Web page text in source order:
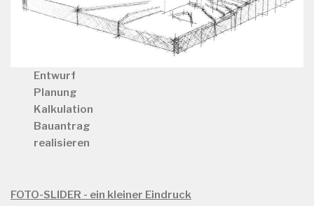
Entwurf
Planung
Kalkulation
Bauantrag
realisieren
FOTO-SLIDER - ein kleiner Eindruck